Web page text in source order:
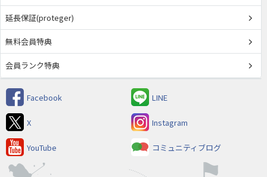
延長保証(proteger)
無料会員特典
会員ランク特典
Facebook LINE
X Instagram
YouTube コミュニティブログ